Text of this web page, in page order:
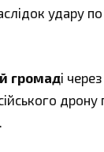
удару
громаді